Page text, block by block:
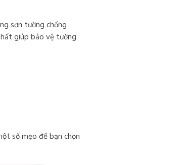
sơn tường chống
giúp bảo vệ tường
số mẹo để bạn chọn